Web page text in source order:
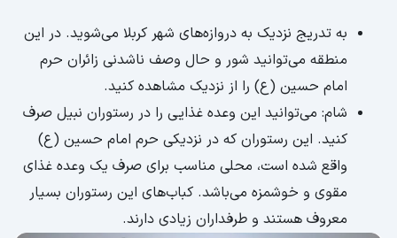
به تدریج نزدیک به دروازه‌های شهر کربلا می‌شوید. در این
منطقه می‌توانید شور و حال وصف ناشدنی زائران حرم
امام حسین (ع) را از نزدیک مشاهده کنید.
شام: می‌توانید این وعده غذایی را در رستوران نبیل صرف
کنید. این رستوران که در نزدیکی حرم امام حسین (ع)
واقع شده است، محلی مناسب برای صرف یک وعده غذای
مقوی و خوشمزه می‌باشد. کباب‌های این رستوران بسیار
معروف هستند و طرفداران زیادی دارند.